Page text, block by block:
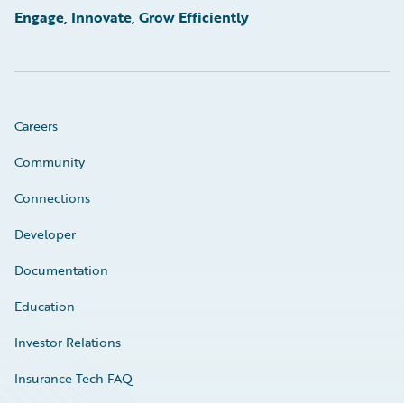
Engage, Innovate, Grow Efficiently
Careers
Community
Connections
Developer
Documentation
Education
Investor Relations
Insurance Tech FAQ